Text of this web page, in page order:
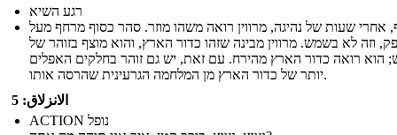
רגע השיא
אחרי שעות של נהיגה, מרווין רואה משהו מוזר. סהר כסוף מרחף מעל
וזה לא בשמש. מרווין מבינה שזהו כדור הארץ, והוא מוצף בזוהר של
הוא רואה כדור הארץ מהירח. עם זאת, יש גם זוהר בחלקים האפלים
יותר של כדור הארץ מן המלחמה הגרעינית שהרסה אותו.
الانزلاق: 5
ACTION נופל